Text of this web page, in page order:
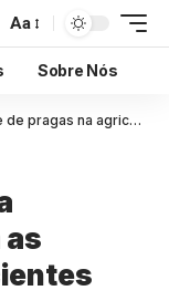
Aa
Sobre Nós
Conheça as estratégias mais eficientes